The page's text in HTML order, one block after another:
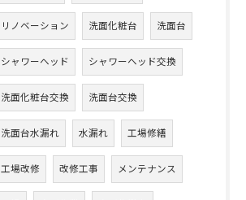
リノベーション 洗面化粧台 洗面台
シャワーヘッド シャワーヘッド交換
洗面化粧台交換 洗面台交換
洗面台水漏れ 水漏れ 工場修繕
工場改修 改修工事 メンテナンス